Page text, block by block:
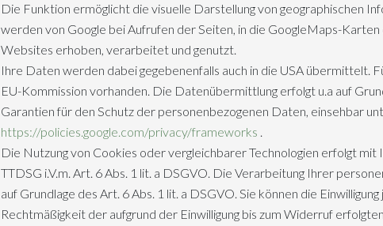
Die Funktion ermöglicht die visuelle Darstellung von geographischen
werden von Google bei Aufrufen der Seiten, in die GoogleMaps-
Websites erhoben, verarbeitet und genutzt.
Ihre Daten werden dabei gegebenenfalls auch in die USA übermittelt.
EU-Kommission vorhanden. Die Datenübermittlung erfolgt u.a auf
Garantien für den Schutz der personenbezogenen Daten, einsehbar
https://policies.google.com/privacy/frameworks .
Die Nutzung von Cookies oder vergleichbarer Technologien erfolgt mit
TTDSG i.V.m. Art. 6 Abs. 1 lit. a DSGVO. Die Verarbeitung Ihrer
auf Grundlage des Art. 6 Abs. 1 lit. a DSGVO. Sie können die
Rechtmäßigkeit der aufgrund der Einwilligung bis zum Widerruf